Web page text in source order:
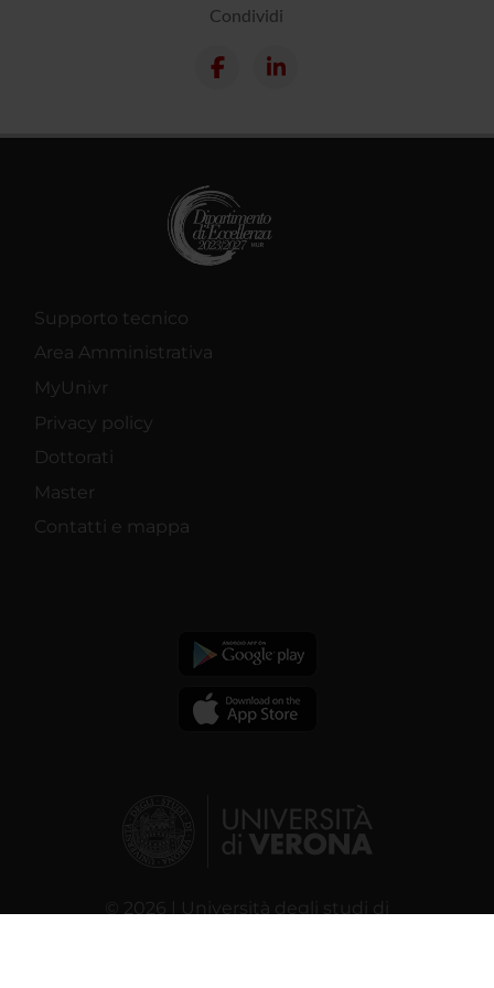
Condividi
Supporto tecnico
Area Amministrativa
MyUnivr
Privacy policy
Dottorati
Master
Contatti e mappa
© 2026 | Università degli studi di